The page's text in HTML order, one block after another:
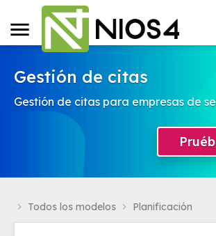
Gestión de citas
Gestión de citas para empresas de
navigate_next Todos los modelos navigate_next Planificación